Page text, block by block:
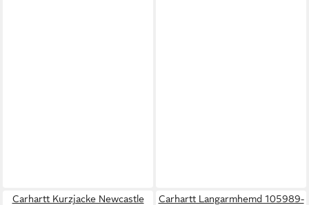
Carhartt Kurzjacke Newcastle
Carhartt Langarmhemd 105989-